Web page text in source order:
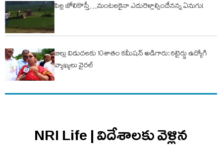
పిల్ల జోలికొస్తే…మంటలకైనా ఎదురెళ్లాల్సిందేనన్న ఏనుగు!
బిల్లు విడుదలకు 10శాతం కమీషన్ అడిగారు: రిటైర్డు ఉద్యోగి
వ్యాఖ్యలు వైరల్
NRI Life | విదేశాలకు వెళ్లిన